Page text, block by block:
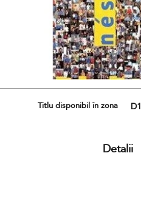
Titlu disponibil în zona D1
Detalii